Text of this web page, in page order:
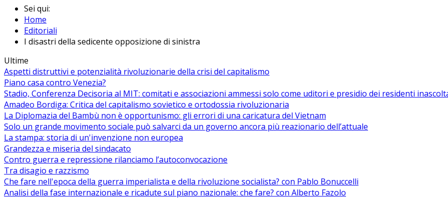
Sei qui:
Home
Editoriali
I disastri della sedicente opposizione di sinistra
Ultime
Aspetti distruttivi e potenzialità rivoluzionarie della crisi del capitalismo
Piano casa contro Venezia?
Stadio, Conferenza Decisoria al MIT: comitati e associazioni ammessi solo come uditori e presidio dei residenti
Amadeo Bordiga: Critica del capitalismo sovietico e ortodossia rivoluzionaria
La Diplomazia del Bambù non è opportunismo: gli errori di una caricatura del Vietnam
Solo un grande movimento sociale può salvarci da un governo ancora più reazionario dell’attuale
La stampa: storia di un'invenzione non europea
Grandezza e miseria del sindacato
Contro guerra e repressione rilanciamo l’autoconvocazione
Tra disagio e razzismo
Che fare nell'epoca della guerra imperialista e della rivoluzione socialista? con Pablo Bonuccelli
Analisi della fase internazionale e ricadute sul piano nazionale: che fare? con Alberto Fazolo